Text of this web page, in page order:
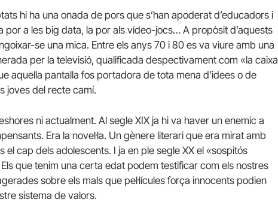
hi ha una onada de pors que s’han apoderat d’educadors i
por a les big data, la por als vídeo-jocs… A propòsit d’aquests
se una mica. Entre els anys 70 i 80 es va viure amb una
per la televisió, qualificada despectivament com «la caixa
aquella pantalla fos portadora de tota mena d’idees o de
joves del recte camí.
ni actualment. Al segle XIX ja hi va haver un enemic a
Era la novel·la. Un gènere literari que era mirat amb
cap dels adolescents. I ja en ple segle XX el «sospitós
que tenim una certa edat podem testificar com els nostres
sobre els mals que pel·lícules força innocents podien
sistema de valors.